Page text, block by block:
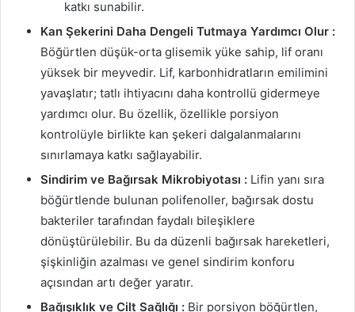
katkı sunabilir.
Kan Şekerini Daha Dengeli Tutmaya Yardımcı Olur :
Böğürtlen düşük-orta glisemik yüke sahip, lif oranı
yüksek bir meyvedir. Lif, karbonhidratların emilimini
yavaşlatır; tatlı ihtiyacını daha kontrollü gidermeye
yardımcı olur. Bu özellik, özellikle porsiyon
kontrolüyle birlikte kan şekeri dalgalanmalarını
sınırlamaya katkı sağlayabilir.
Sindirim ve Bağırsak Mikrobiyotası : Lifin yanı sıra
böğürtlende bulunan polifenoller, bağırsak dostu
bakteriler tarafından faydalı bileşiklere
dönüştürülebilir. Bu da düzenli bağırsak hareketleri,
şişkinliğin azalması ve genel sindirim konforu
açısından artı değer yaratır.
Bağışıklık ve Cilt Sağlığı : Bir porsiyon böğürtlen,